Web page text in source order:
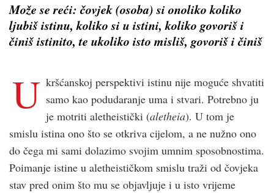
Može se reći: čovjek (osoba) si onoliko koliko
ljubiš istinu, koliko si u istini, koliko govoriš i
činiš istinito, te ukoliko isto misliš, govoriš i činiš
U kršćanskoj perspektivi istinu nije moguće shvatiti
samo kao podudaranje uma i stvari. Potrebno ju
je motriti aletheistički (aletheia). U tom je
smislu istina ono što se otkriva cijelom, a ne nužno ono
do čega mi sami dolazimo svojim umnim sposobnostima.
Poimanje istine u aletheističkom smislu traži od čovjeka
stav pred onim što mu se objavljuje i u isto vrijeme